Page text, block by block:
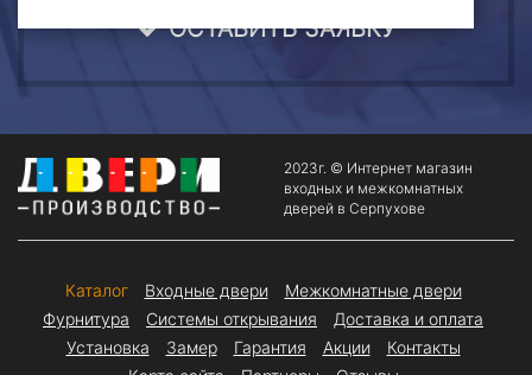
ОСТАВИТЬ ЗАЯВКУ
2023г. © Интернет магазин
входных и межкомнатных
дверей в Серпухове
Каталог Входные двери
Межкомнатные двери
Фурнитура
Системы открывания
Доставка и оплата
Установка
Замер Гарантия Акции
Контакты